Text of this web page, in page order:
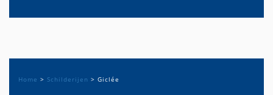
Home > Schilderijen > Giclée